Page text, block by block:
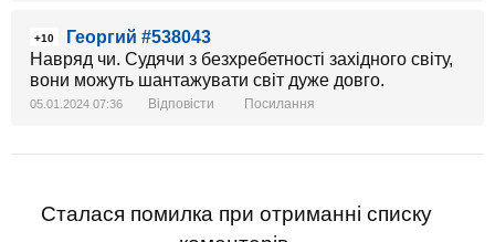
+10
Георгий #538043
Навряд чи. Судячи з безхребетності західного світу,
вони можуть шантажувати світ дуже довго.
05.01.2024 07:36 Відповісти Посилання
Сталася помилка при отриманні списку